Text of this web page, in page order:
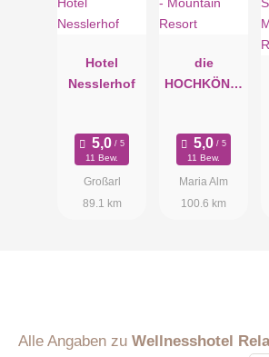
Hotel
Nesslerhof
11 Bew.
Großarl
89.1 km
die
HOCHKÖNIG
Resort
11 Bew.
Maria Alm
100.6 km
Alle Angaben zu Wellnesshotel